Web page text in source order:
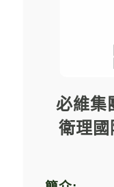
必維集
衛理